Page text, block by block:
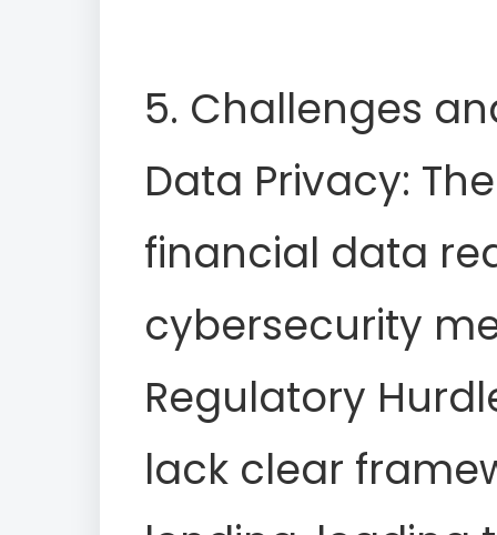
5. Challenges
Data Privacy:
financial data
cybersecurity
Regulatory
lack clear